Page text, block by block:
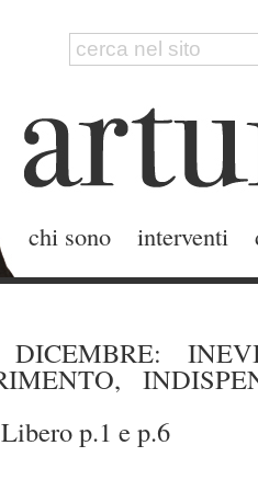
chi sono interventi
p.1 e p.6